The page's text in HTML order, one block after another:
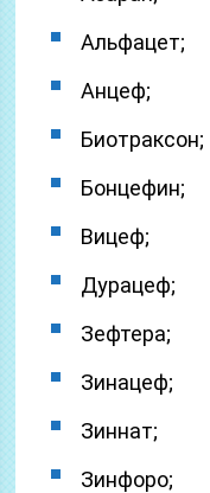
Альфацет;
Анцеф;
Биотраксон;
Бонцефин;
Вицеф;
Дурацеф;
Зефтера;
Зинацеф;
Зиннат;
Зинфоро;